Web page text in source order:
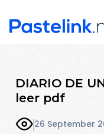
DIARIO DE
leer pdf
26 September